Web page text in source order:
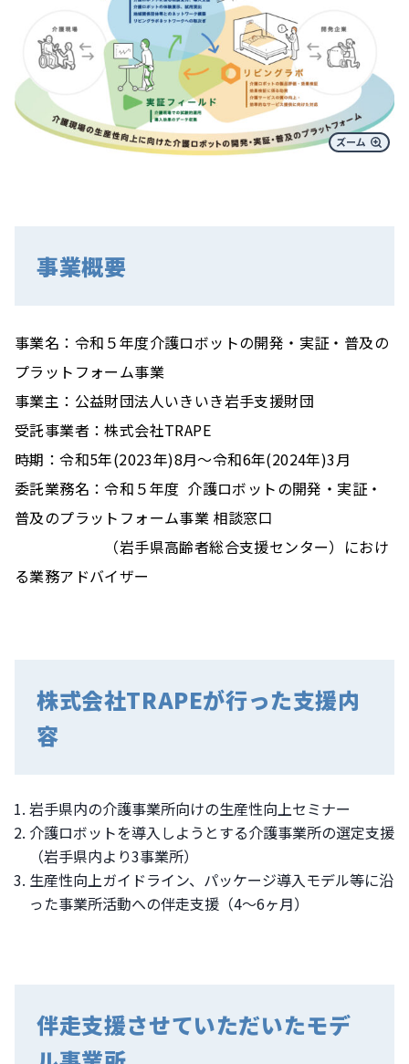
事業概要
事業名：令和５年度介護ロボットの開発・実証・普及の
プラットフォーム事業
事業主：公益財団法人いきいき岩手支援財団
受託事業者：株式会社TRAPE
時期：令和5年(2023年)8月〜令和6年(2024年)3月
委託業務名：令和５年度 介護ロボットの開発・実証・
普及のプラットフォーム事業 相談窓口
（岩手県高齢者総合支援センター）におけ
る業務アドバイザー
株式会社TRAPEが行った支援内
容
岩手県内の介護事業所向けの生産性向上セミナー
介護ロボットを導入しようとする介護事業所の選定支援
（岩手県内より3事業所）
生産性向上ガイドライン、パッケージ導入モデル等に沿
った事業所活動への伴走支援（4〜6ヶ月）
伴走支援させていただいたモデ